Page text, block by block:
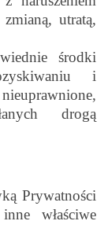
utratą,
środki
i
drogą
Prywatności
właściwe